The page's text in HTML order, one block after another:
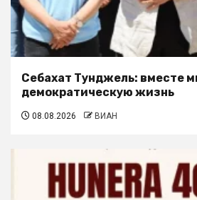
Себахат Тунджель: вместе
демократическую жизнь
08.08.2026 ВИАН